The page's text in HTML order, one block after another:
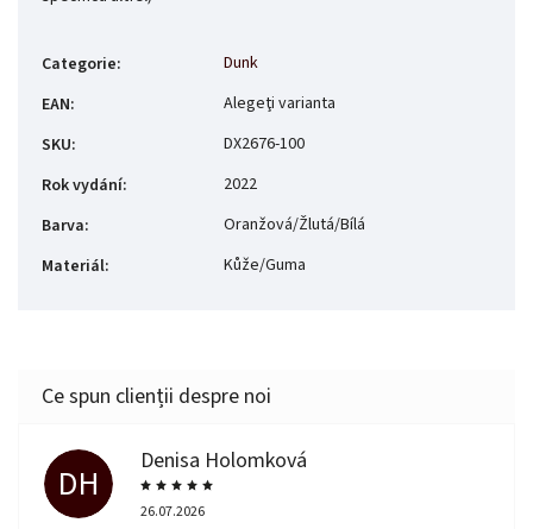
Categorie:
Dunk
EAN:
Alegeţi varianta
SKU:
DX2676-100
Rok vydání:
2022
Barva:
Oranžová/Žlutá/Bílá
Materiál: Kůže/Guma
DH
Denisa Holomková
26.07.2026